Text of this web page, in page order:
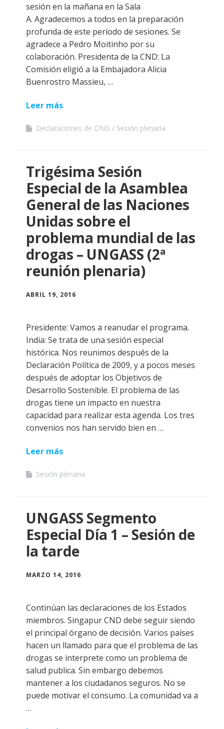
sesión en la mañana en la Sala
A. Agradecemos a todos en la preparación
profunda de este período de sesiones. Se
agradece a Pedro Moitinho por su
colaboración. Presidenta de la CND: La
Comisión eligió a la Embajadora Alicia
Buenrostro Massieu, …
Leer más
Declaraciones de ONG Sesión plenaria
Trigésima Sesión
Especial de la Asamblea
General de las Naciones
Unidas sobre el
problema mundial de las
drogas – UNGASS (2ª
reunión plenaria)
ABRIL 19, 2016
Presidente: Vamos a reanudar el programa.
India: Se trata de una sesión especial
histórica. Nos reunimos después de la
Declaración Política de 2009, y a pocos meses
después de adoptar los Objetivos de
Desarrollo Sostenible. El problema de las
drogas tiene un impacto en nuestra
capacidad para realizar esta agenda. Los tres
convenios nos han servido bien en …
Leer más
Sesión plenaria
UNGASS Segmento
Especial Día 1 – Sesión de
la tarde
MARZO 14, 2016
Continúan las declaraciones de los Estados
miembros. Singapur CND debe seguir siendo
el principal órgano de decisión. Varios países
hacen un llamado para que el problema de las
drogas se interprete como un problema de
salud publica. Sin embargo debemos
mantener a los ciudadanos seguros. No se
puede motivar el consumo. La comunidad va a
…